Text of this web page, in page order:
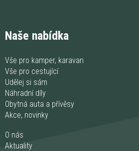
Naše nabídka
Vše pro kamper, karavan
Vše pro cestující
Udělej si sám
Náhradní díly
Obytná auta a přívěsy
Akce, novinky
O nás
Aktuality